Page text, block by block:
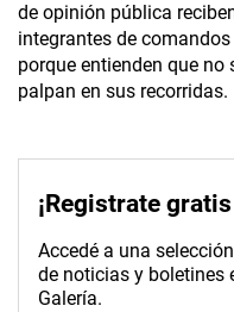
de opinión pública
integrantes de
porque entienden que no
palpan en sus recorridas.
¡Registrate
Accedé a una
de noticias y boletines
Galería.